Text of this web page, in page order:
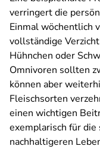
verringert die
Einmal wöchentlich
vollständige
Hühnchen oder
Omnivoren sollten
können aber
Fleischsorten
einen wichtigen
exemplarisch für die
nachhaltigeren